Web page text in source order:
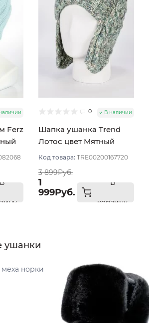
Ferz
В
0 В наличии
Шапка ушанка Trend
Лотос цвет Мятный
размер 56-58
Код товара: TRE00200167720
3 899Руб.
1
999Руб.
В
корзину
ушанки
норки